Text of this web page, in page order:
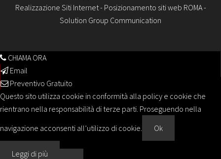
Realizzazione Siti Internet- Posizionamento siti web ROMA-
Solution Group Communication
CHIAMA ORA
Email
Preventivo Gratuito
Questo sito utilizza cookie in conformità alla policy e cookie che
rientrano nella responsabilità di terze parti. Proseguendo nella
navigazione acconsenti all’utilizzo di cookie.
Ok
Leggi di più